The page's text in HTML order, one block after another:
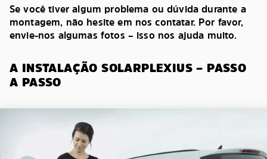
Se você tiver algum problema ou dúvida durante a
montagem, não hesite em nos contatar. Por favor,
envie-nos algumas fotos – isso nos ajuda muito.
A INSTALAÇÃO SOLARPLEXIUS – PASSO
A PASSO